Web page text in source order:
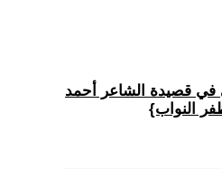
في قصيدة الشاعر أحمد
النواب}